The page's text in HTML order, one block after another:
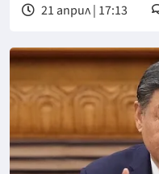
21 април | 17:13